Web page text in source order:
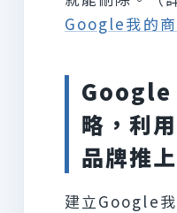
Google我的
Google
略，利
品牌推
建立Google